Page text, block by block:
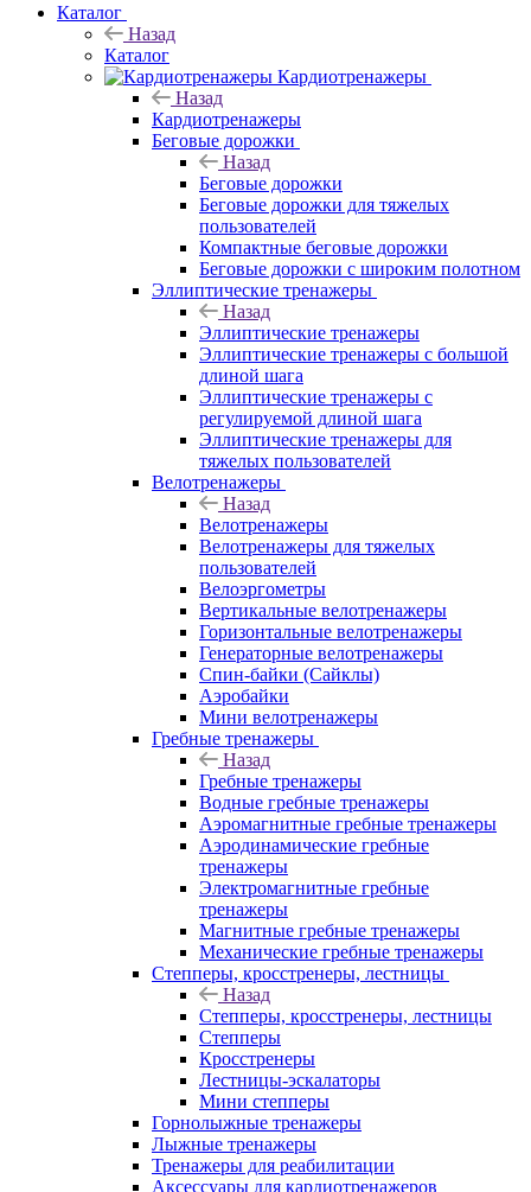
Каталог
Назад
Каталог
Кардиотренажеры
Назад
Кардиотренажеры
Беговые дорожки
Назад
Беговые дорожки
Беговые дорожки для тяжелых
пользователей
Компактные беговые дорожки
Беговые дорожки с широким полотном
Эллиптические тренажеры
Назад
Эллиптические тренажеры
Эллиптические тренажеры с большой
длиной шага
Эллиптические тренажеры с
регулируемой длиной шага
Эллиптические тренажеры для
тяжелых пользователей
Велотренажеры
Назад
Велотренажеры
Велотренажеры для тяжелых
пользователей
Велоэргометры
Вертикальные велотренажеры
Горизонтальные велотренажеры
Генераторные велотренажеры
Спин-байки (Сайклы)
Аэробайки
Мини велотренажеры
Гребные тренажеры
Назад
Гребные тренажеры
Водные гребные тренажеры
Аэромагнитные гребные тренажеры
Аэродинамические гребные
тренажеры
Электромагнитные гребные
тренажеры
Магнитные гребные тренажеры
Механические гребные тренажеры
Степперы, кросстренеры, лестницы
Назад
Степперы, кросстренеры, лестницы
Степперы
Кросстренеры
Лестницы-эскалаторы
Мини степперы
Горнолыжные тренажеры
Лыжные тренажеры
Тренажеры для реабилитации
Аксессуары для кардиотренажеров